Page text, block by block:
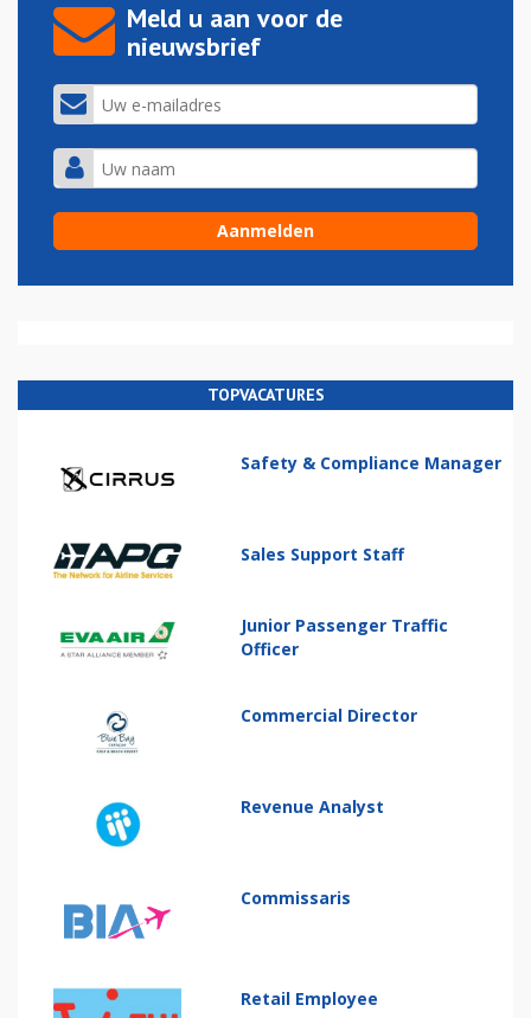
Meld u aan voor de
nieuwsbrief
TOPVACATURES
Safety & Compliance Manager
Sales Support Staff
Junior Passenger Traffic
Officer
Commercial Director
Revenue Analyst
Commissaris
Retail Employee